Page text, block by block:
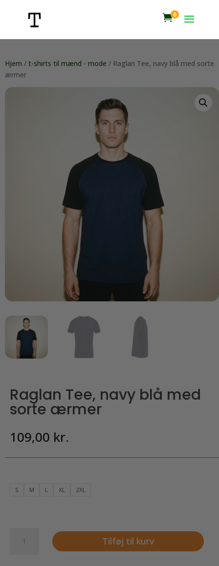
0
Hjem / t-shirts til mænd - mode / Raglan Tee, navy blå med sorte
ærmer
Raglan Tee, navy blå med
sorte ærmer
109,00 kr.
S M L XL 2XL
Tilføj til kurv